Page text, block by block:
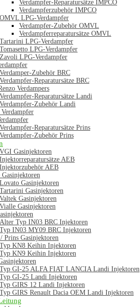
Verdampfer-Reparatursätze IMPCO
Verdampferzubehör IMPCO
OMVL LPG-Verdampfer
Verdampfer-Zubehör OMVL
Verdampferreparatursätze OMVL
Tartarini LPG-Verdampfer
Tomasetto LPG-Verdampfer
Zavoli LPG-Verdampfer
Verdamper-Zubehör BRC
Verdampfer-Reparatursätze BRC
Verdampers
Verdampfer-Reparatursätze Landi
Verdampfer-Zubehör Landi
Verdampfer-Reparatursätze Prins
Verdampfer-Zubehör Prins
Gasinjektoren
Injektorreparatursätze AEB
Injektorzubehör AEB
Gasinjektoren
Lovato Gasinjektoren
Tartarini Gasinjektoren
Valtek Gasinjektoren
Vialle Gasinjektoren
Alter Typ IN03 BRC Injektoren
Typ IN03 MY09 BRC Injektoren
Prins Gasinjektoren
Typ KN8 Keihin Injektoren
Typ KN9 Keihin Injektoren
Typ GI-25 ALFA FIAT LANCIA Landi Injektoren
Typ GI-25 Landi Injektoren
Typ GIRS 12 Landi Injektoren
Typ GIRS Renault Dacia OEM Landi Injektoren